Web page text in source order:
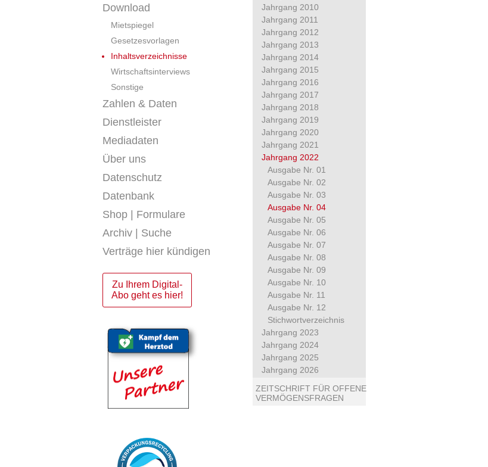
Download
Mietspiegel
Gesetzesvorlagen
Inhaltsverzeichnisse
Wirtschaftsinterviews
Sonstige
Zahlen & Daten
Dienstleister
Mediadaten
Über uns
Datenschutz
Datenbank
Shop | Formulare
Archiv | Suche
Verträge hier kündigen
Zu Ihrem Digital-
Abo geht es hier!
Jahrgang 2010
Jahrgang 2011
Jahrgang 2012
Jahrgang 2013
Jahrgang 2014
Jahrgang 2015
Jahrgang 2016
Jahrgang 2017
Jahrgang 2018
Jahrgang 2019
Jahrgang 2020
Jahrgang 2021
Jahrgang 2022
Ausgabe Nr. 01
Ausgabe Nr. 02
Ausgabe Nr. 03
Ausgabe Nr. 04
Ausgabe Nr. 05
Ausgabe Nr. 06
Ausgabe Nr. 07
Ausgabe Nr. 08
Ausgabe Nr. 09
Ausgabe Nr. 10
Ausgabe Nr. 11
Ausgabe Nr. 12
Stichwortverzeichnis
Jahrgang 2023
Jahrgang 2024
Jahrgang 2025
Jahrgang 2026
ZEITSCHRIFT FÜR OFFENE
VERMÖGENSFRAGEN